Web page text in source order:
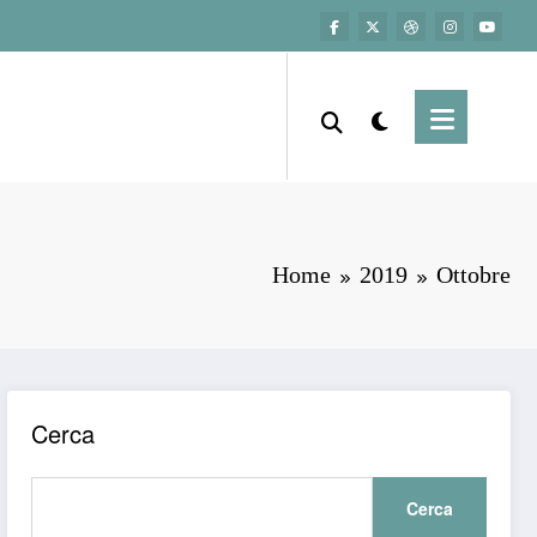
Home 2019 Ottobre
Cerca
Cerca